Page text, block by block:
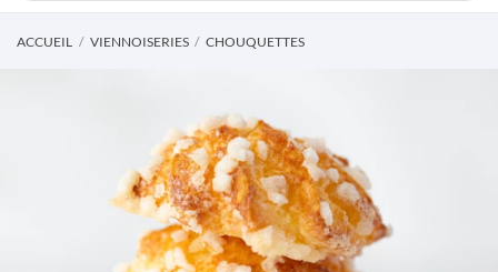
ACCUEIL VIENNOISERIES CHOUQUETTES